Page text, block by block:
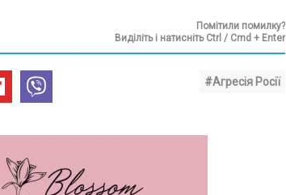
Помітили помилку?
Виділіть і натисніть Ctrl / Cmd + Enter
#Агресія Росії